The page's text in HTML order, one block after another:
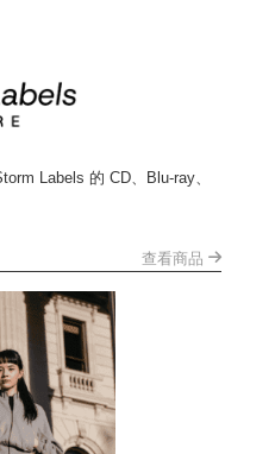
Labels 的 CD、Blu-ray、
查看商品